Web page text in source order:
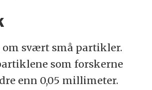
om svært små partikler.
som forskerne
enn 0,05 millimeter.